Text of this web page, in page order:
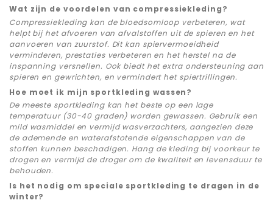
Wat zijn de voordelen van compressiekleding?
Compressiekleding kan de bloedsomloop verbeteren, wat
helpt bij het afvoeren van afvalstoffen uit de spieren en het
aanvoeren van zuurstof. Dit kan spiervermoeidheid
verminderen, prestaties verbeteren en het herstel na de
inspanning versnellen. Ook biedt het extra ondersteuning aan
spieren en gewrichten, en vermindert het spiertrillingen.
Hoe moet ik mijn sportkleding wassen?
De meeste sportkleding kan het beste op een lage
temperatuur (30-40 graden) worden gewassen. Gebruik een
mild wasmiddel en vermijd wasverzachters, aangezien deze
de ademende en waterafstotende eigenschappen van de
stoffen kunnen beschadigen. Hang de kleding bij voorkeur te
drogen en vermijd de droger om de kwaliteit en levensduur te
behouden.
Is het nodig om speciale sportkleding te dragen in de
winter?